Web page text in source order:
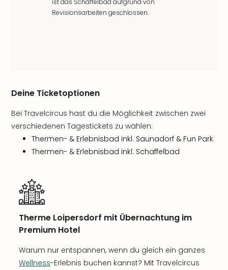
ist das Schaffelbad aufgrund von
Revisionsarbeiten geschlossen.
Deine Ticketoptionen
Bei Travelcircus hast du die Möglichkeit zwischen zwei
verschiedenen Tagestickets zu wählen:
Thermen- & Erlebnisbad inkl. Saunadorf & Fun Park
Thermen- & Erlebnisbad inkl. Schaffelbad
Therme Loipersdorf mit Übernachtung im
Premium Hotel
Warum nur entspannen, wenn du gleich ein ganzes
Wellness-Erlebnis buchen kannst? Mit Travelcircus